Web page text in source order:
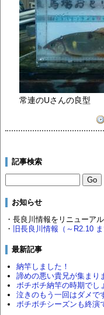
常連のUさんの良型
記事検索
お知らせ
・長良川情報をリニューアル
・
旧長良川情報（～R2.10 ま
最新記事
納竿しました！
諦めの悪い貴兄が集まり
ボチボチ納竿の時期でし
泣きのもう一回はダメで
ボチボチシーズンも終演